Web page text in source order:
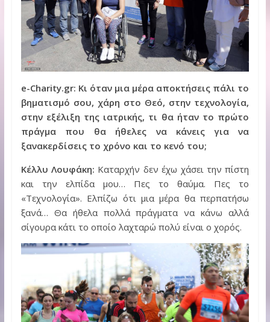
e-Charity.gr: Κι όταν μια μέρα αποκτήσεις πάλι το
βηματισμό σου, χάρη στο Θεό, στην τεχνολογία,
στην εξέλιξη της ιατρικής, τι θα ήταν το πρώτο
πράγμα που θα ήθελες να κάνεις για να
ξανακερδίσεις το χρόνο και το κενό του;
Κέλλυ Λουφάκη: Καταρχήν δεν έχω χάσει την πίστη
και την ελπίδα μου… Πες το θαύμα. Πες το
«Τεχνολογία». Ελπίζω ότι μια μέρα θα περπατήσω
ξανά… Θα ήθελα πολλά πράγματα να κάνω αλλά
σίγουρα κάτι το οποίο λαχταρώ πολύ είναι ο χορός.